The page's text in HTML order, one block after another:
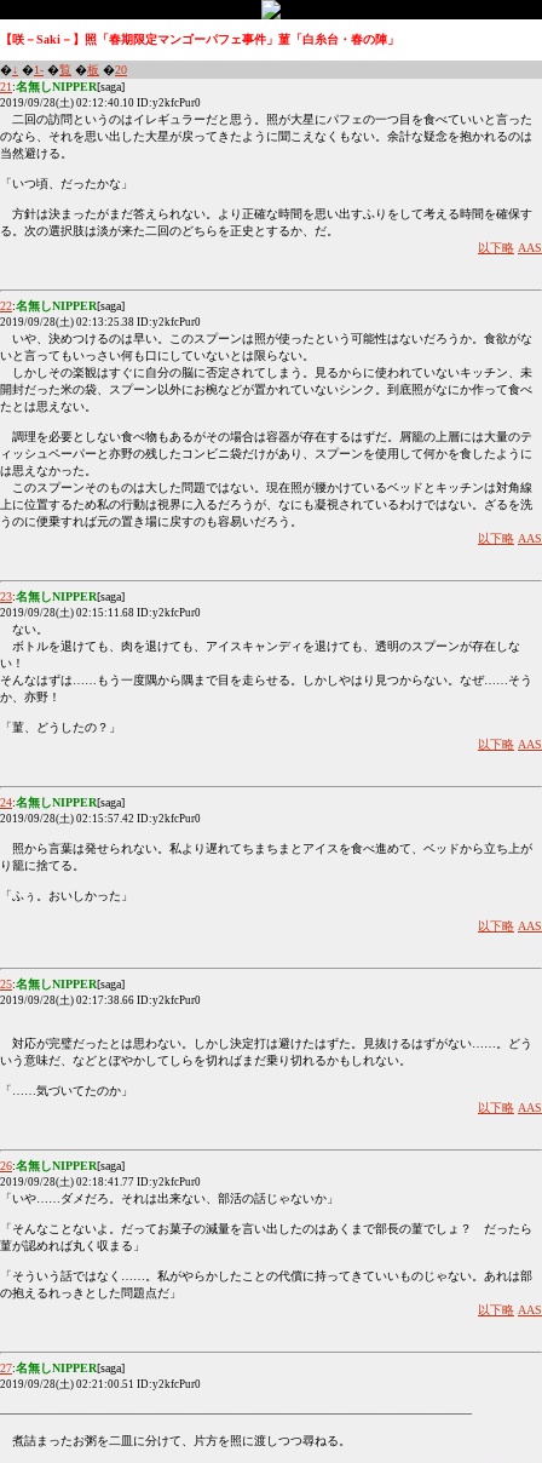
【咲－Saki－】照「春期限定マンゴーパフェ事件」菫「白糸台・春の陣」
�↓ �1- �覧 �板 �20
21 :名無しNIPPER[saga]
2019/09/28(土) 02:12:40.10 ID:y2kfcPur0
二回の訪問というのはイレギュラーだと思う。照が大星にパフェの一つ目を食べていいと言った
のなら、それを思い出した大星が戻ってきたように聞こえなくもない。余計な疑念を抱かれるのは
当然避ける。
「いつ頃、だったかな」
方針は決まったがまだ答えられない。より正確な時間を思い出すふりをして考える時間を確保す
る。次の選択肢は淡が来た二回のどちらを正史とするか、だ。
以下略 AAS
22:名無しNIPPER[saga]
2019/09/28(土) 02:13:25.38 ID:y2kfcPur0
いや、決めつけるのは早い。このスプーンは照が使ったという可能性はないだろうか。食欲がな
いと言ってもいっさい何も口にしていないとは限らない。
しかしその楽観はすぐに自分の脳に否定されてしまう。見るからに使われていないキッチン、未
開封だった米の袋、スプーン以外にお椀などが置かれていないシンク。到底照がなにか作って食べ
たとは思えない。
調理を必要としない食べ物もあるがその場合は容器が存在するはずだ。屑籠の上層には大量のテ
ィッシュペーパーと亦野の残したコンビニ袋だけがあり、スプーンを使用して何かを食したように
は思えなかった。
このスプーンそのものは大した問題ではない。現在照が腰かけているベッドとキッチンは対角線
上に位置するため私の行動は視界に入るだろうが、なにも凝視されているわけではない。ざるを洗
うのに便乗すれば元の置き場に戻すのも容易いだろう。
以下略 AAS
23:名無しNIPPER[saga]
2019/09/28(土) 02:15:11.68 ID:y2kfcPur0
ない。
ボトルを退けても、肉を退けても、アイスキャンディを退けても、透明のスプーンが存在しな
い！
そんなはずは……もう一度隅から隅まで目を走らせる。しかしやはり見つからない。なぜ……そう
か、亦野！
「菫、どうしたの？」
以下略 AAS
24:名無しNIPPER[saga]
2019/09/28(土) 02:15:57.42 ID:y2kfcPur0
照から言葉は発せられない。私より遅れてちまちまとアイスを食べ進めて、ベッドから立ち上が
り籠に捨てる。
「ふぅ。おいしかった」
以下略 AAS
25:名無しNIPPER[saga]
2019/09/28(土) 02:17:38.66 ID:y2kfcPur0
対応が完璧だったとは思わない。しかし決定打は避けたはずた。見抜けるはずがない……。どう
いう意味だ、などとぼやかしてしらを切ればまだ乗り切れるかもしれない。
「……気づいてたのか」
以下略 AAS
26:名無しNIPPER[saga]
2019/09/28(土) 02:18:41.77 ID:y2kfcPur0
「いや……ダメだろ。それは出来ない、部活の話じゃないか」
「そんなことないよ。だってお菓子の減量を言い出したのはあくまで部長の菫でしょ？ だったら
菫が認めれば丸く収まる」
「そういう話ではなく……。私がやらかしたことの代償に持ってきていいものじゃない。あれは部
の抱えるれっきとした問題点だ」
以下略 AAS
27:名無しNIPPER[saga]
2019/09/28(土) 02:21:00.51 ID:y2kfcPur0
―――――――――――――――――――――――――――――――――――――――
煮詰まったお粥を二皿に分けて、片方を照に渡しつつ尋ねる。